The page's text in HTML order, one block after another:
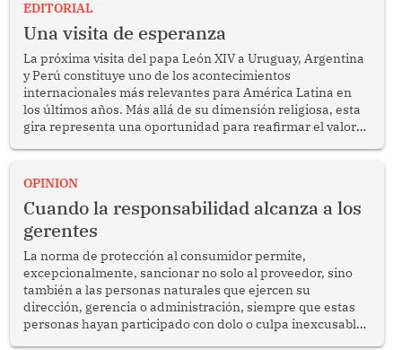
EDITORIAL
Una visita de esperanza
La próxima visita del papa León XIV a Uruguay, Argentina
y Perú constituye uno de los acontecimientos
internacionales más relevantes para América Latina en
los últimos años. Más allá de su dimensión religiosa, esta
gira representa una oportunidad para reafirmar el valor
enfrenta desafíos en materia de desarrollo, cohesión
OPINION
Cuando la responsabilidad alcanza a los
gerentes
La norma de protección al consumidor permite,
excepcionalmente, sancionar no solo al proveedor, sino
también a las personas naturales que ejercen su
dirección, gerencia o administración, siempre que estas
personas hayan participado con dolo o culpa inexcusable